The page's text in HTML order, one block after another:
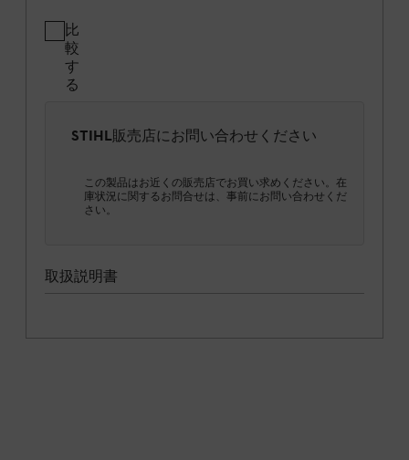
比
較
す
る
STIHL販売店にお問い合わせください
この製品はお近くの販売店でお買い求めください。在
庫状況に関するお問合せは、事前にお問い合わせくだ
さい。
取扱説明書